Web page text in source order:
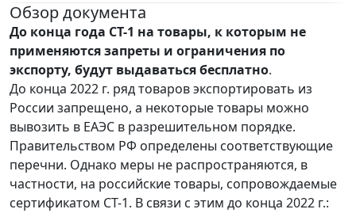
Обзор документа
До конца года СТ-1 на товары, к которым не
применяются запреты и ограничения по
экспорту, будут выдаваться бесплатно.
До конца 2022 г. ряд товаров экспортировать из
России запрещено, а некоторые товары можно
вывозить в ЕАЭС в разрешительном порядке.
Правительством РФ определены соответствующие
перечни. Однако меры не распространяются, в
частности, на российские товары, сопровождаемые
сертификатом СТ-1. В связи с этим до конца 2022 г.: